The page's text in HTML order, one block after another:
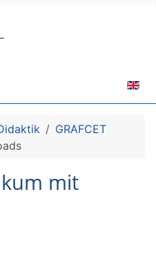
GRAFCET
mit